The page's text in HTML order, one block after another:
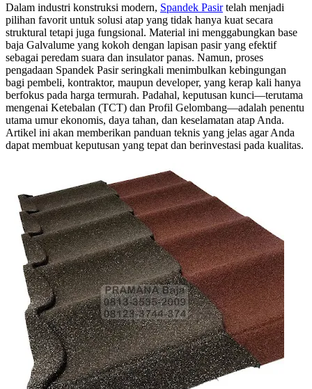
Dalam industri konstruksi modern, Spandek Pasirtelah menjadi
pilihan favorit untuk solusi atap yang tidak hanya kuat secara
struktural tetapi juga fungsional. Material ini menggabungkan base
baja Galvalume yang kokoh dengan lapisan pasir yang efektif
sebagai peredam suara dan insulator panas. Namun, proses
pengadaan Spandek Pasir seringkali menimbulkan kebingungan
bagi pembeli, kontraktor, maupun developer, yang kerap kali hanya
berfokus pada harga termurah. Padahal, keputusan kunci—terutama
mengenai Ketebalan (TCT) dan Profil Gelombang—adalah penentu
utama umur ekonomis, daya tahan, dan keselamatan atap Anda.
Artikel ini akan memberikan panduan teknis yang jelas agar Anda
dapat membuat keputusan yang tepat dan berinvestasi pada kualitas.